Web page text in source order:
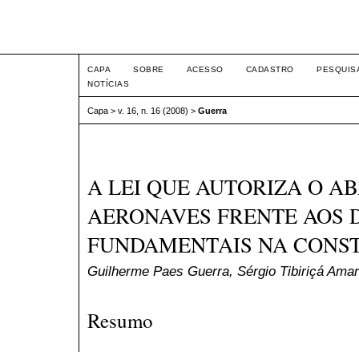
CAPA SOBRE ACESSO CADASTRO
NOTÍCIAS
Capa > v. 16, n. 16 (2008) > Guerra
A LEI QUE AUTORIZA O
AERONAVES FRENTE AOS
FUNDAMENTAIS NA
Guilherme Paes Guerra, Sérgio Tibiriçá
Resumo